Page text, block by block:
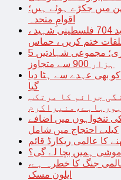
گٹھن میں جکڑے ہوئے ہیں؛
اقوامِ متحدہ
غزہ پر پھر بموں کی بارش ، مزید 704 فلسطینی شہید ،
ختم کریں ، حماس
مغربی کنارے پر بھی اسرائیلی بمباری؛ مجموعی شہادتیں 5
ہزار 900 سے متجاوز
بھی عہدے سے ہٹا دیا
گیا
جرائم کا مرتکب
ہورہاہے،منیراکرم
تنخواہوں میں اضافے
کیلیے احتجاج میں شامل
ہمیں بچا لے گی؟
جنگ کا خطرہ ہے،
ایلون مسک